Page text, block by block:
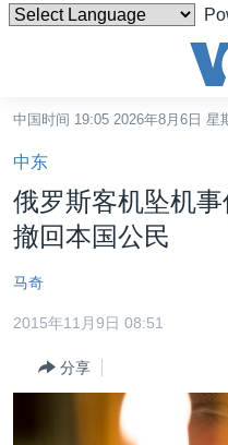
碍
链
接
转
内
容
到
中国
最新国际新闻
分类新闻
经济·金融·贸易
中国时间 19:05 2026年8月6日 星
中东
俄罗斯客机坠机
撤回本国公民
马奇
2015年11月9日 08:51
分享